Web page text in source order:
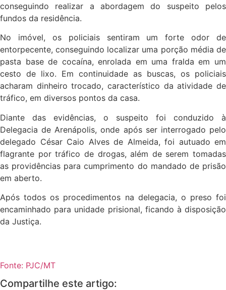
conseguindo realizar a abordagem do suspeito pelos
fundos da residência.
No imóvel, os policiais sentiram um forte odor de
entorpecente, conseguindo localizar uma porção média de
pasta base de cocaína, enrolada em uma fralda em um
cesto de lixo. Em continuidade as buscas, os policiais
acharam dinheiro trocado, característico da atividade de
tráfico, em diversos pontos da casa.
Diante das evidências, o suspeito foi conduzido à
Delegacia de Arenápolis, onde após ser interrogado pelo
delegado César Caio Alves de Almeida, foi autuado em
flagrante por tráfico de drogas, além de serem tomadas
as providências para cumprimento do mandado de prisão
em aberto.
Após todos os procedimentos na delegacia, o preso foi
encaminhado para unidade prisional, ficando à disposição
da Justiça.
Fonte: PJC/MT
Compartilhe este artigo: